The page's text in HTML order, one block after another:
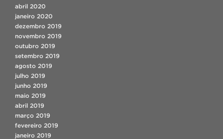
abril 2020
janeiro 2020
dezembro 2019
novembro 2019
outubro 2019
setembro 2019
agosto 2019
julho 2019
junho 2019
maio 2019
abril 2019
março 2019
fevereiro 2019
janeiro 2019